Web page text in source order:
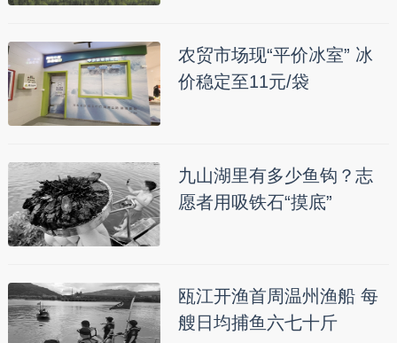
农贸市场现“平价冰室” 冰
价稳定至11元/袋
九山湖里有多少鱼钩？志
愿者用吸铁石“摸底”
瓯江开渔首周温州渔船 每
艘日均捕鱼六七十斤